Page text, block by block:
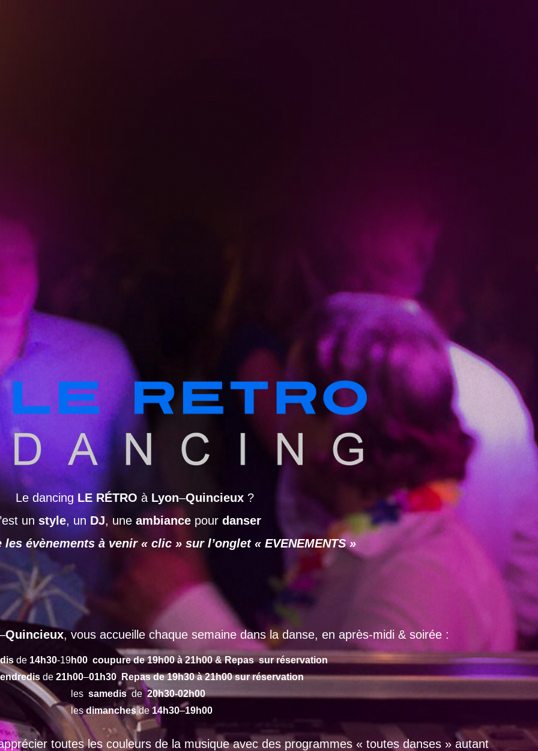
Le dancing LE RÉTRO à Lyon–Quincieux?
un style, un DJ, une ambiance pour danser
évènements à venir « clic » sur l’onglet « EVENEMENTS »
Quincieux, vous accueille chaque semaine dans la danse, en après-midi & soirée :
de 14h30-19h00 coupure de 19h00 à 21h00 & Repas sur réservation
de 21h00–01h30 Repas de 19h30 à 21h00 sur réservation
les samedisde20h30-02h00
lesdimanchesde 14h30–19h00
toutes les couleurs de la musique avec des programmes « toutes danses » autant